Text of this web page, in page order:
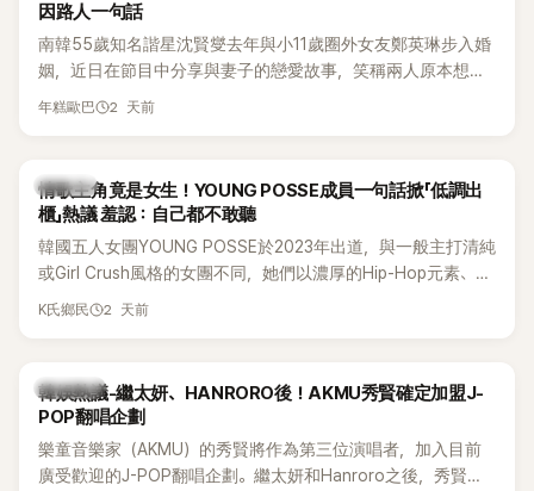
因路人一句話
南韓55歲知名諧星沈賢燮去年與小11歲圈外女友鄭英琳步入婚
姻，近日在節目中分享與妻子的戀愛故事，笑稱兩人原本想享
受兩人世界，沒想到站在飯店門口時竟被路人認出，還一路替
年糕歐巴 2 天前
K-POP
情歌主角竟是女生！YOUNG POSSE成員一句話掀「低調出
櫃」熱議 羞認：自己都不敢聽
韓國五人女團YOUNG POSSE於2023年出道，與一般主打清純
或Girl Crush風格的女團不同，她們以濃厚的Hip-Hop元素、自
創Rap及成員親自參與創作為特色，MV也融入美式街頭、塗
為第五代女團中極具辨識度的新生代代表之一。
K氏鄉民 2 天前
熱議討論
韓娛熱議-繼太妍、HANRORO後！AKMU秀賢確定加盟J-
POP翻唱企劃
樂童音樂家（AKMU）的秀賢將作為第三位演唱者，加入目前
廣受歡迎的J-POP翻唱企劃。繼太妍和Hanroro之後，秀賢已